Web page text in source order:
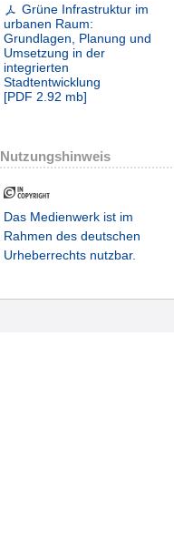
Grüne Infrastruktur im
urbanen Raum:
Grundlagen, Planung und
Umsetzung in der
integrierten
Stadtentwicklung
[PDF 2.92 mb]
Nutzungshinweis
Das Medienwerk ist im
Rahmen des deutschen
Urheberrechts nutzbar.